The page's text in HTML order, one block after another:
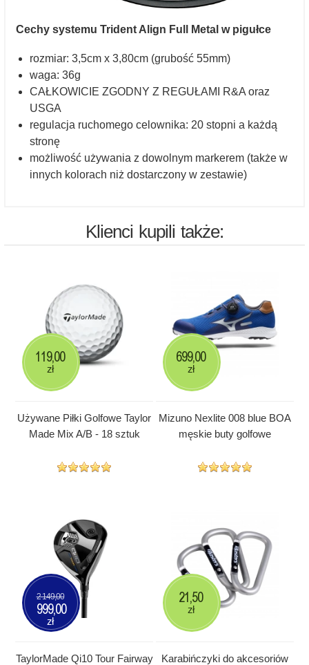
Cechy systemu Trident Align Full Metal w pigułce
rozmiar: 3,5cm x 3,80cm (grubość 55mm)
waga: 36g
CAŁKOWICIE ZGODNY Z REGUŁAMI R&A oraz
USGA
regulacja ruchomego celownika: 20 stopni a każdą
stronę
możliwość używania z dowolnym markerem (także w
innych kolorach niż dostarczony w zestawie)
Klienci kupili także:
Używane Piłki Golfowe Taylor
Made Mix A/B - 18 sztuk
119,00
zł
Mizuno Nexlite 008 blue BOA
męskie buty golfowe
699,00
zł
TaylorMade Qi10 Tour Fairway
2 149,00
999,00
zł
Karabińczyki do akcesoriów
21,50
zł